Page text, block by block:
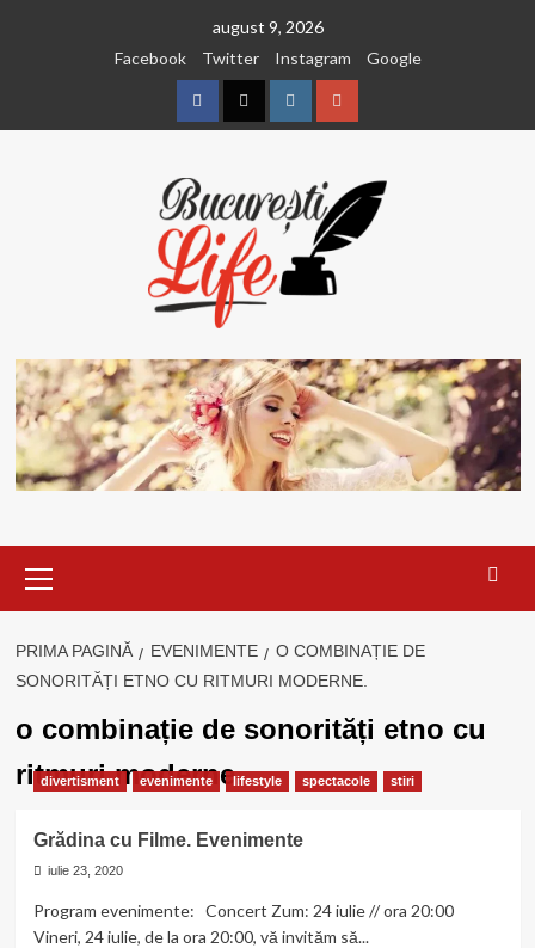
august 9, 2026
Facebook
Twitter Instagram Google
FacebookTwitterInstagramGoogle
principal
PRIMA PAGINĂ EVENIMENTE
O COMBINAȚIE DE
SONORITĂȚI ETNO CU RITMURI MODERNE.
o combinație de sonorități etno cu
ritmuri moderne.
divertisment evenimente lifestyle spectacole stiri
Grădina cu Filme. Evenimente
iulie 23, 2020
Program evenimente: Concert Zum: 24 iulie // ora 20:00
Vineri, 24 iulie, de la ora 20:00, vă invităm să...